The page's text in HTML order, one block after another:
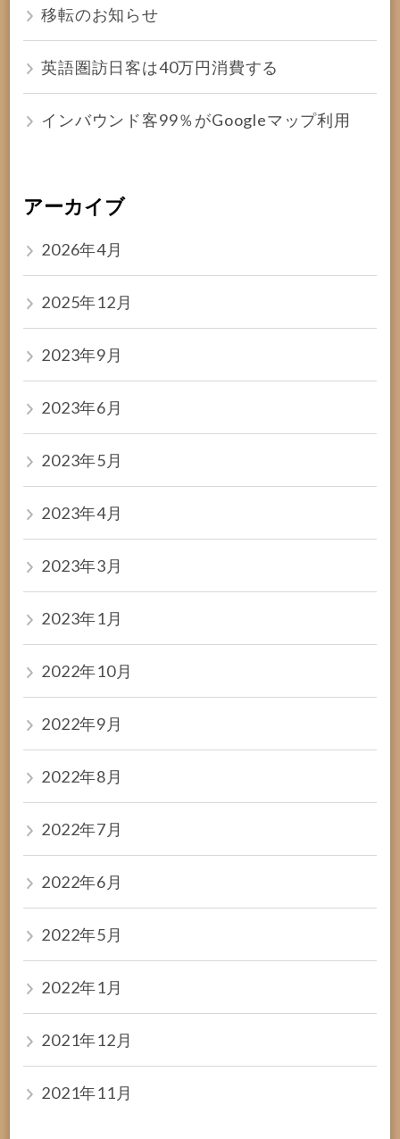
移転のお知らせ
英語圏訪日客は40万円消費する
インバウンド客99％がGoogleマップ利用
アーカイブ
2026年4月
2025年12月
2023年9月
2023年6月
2023年5月
2023年4月
2023年3月
2023年1月
2022年10月
2022年9月
2022年8月
2022年7月
2022年6月
2022年5月
2022年1月
2021年12月
2021年11月